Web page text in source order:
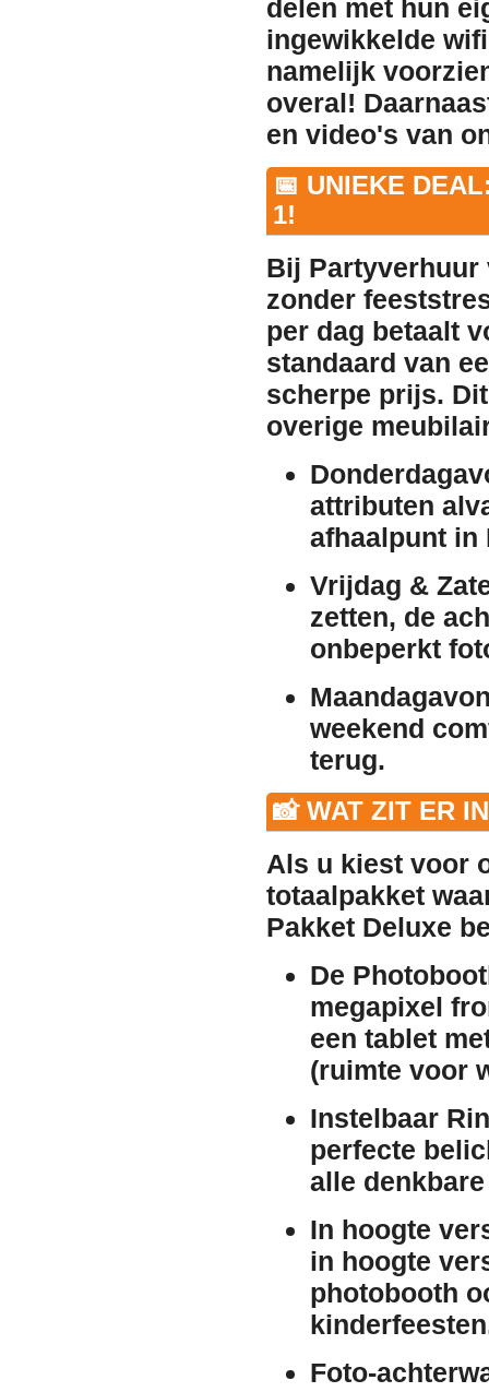
delen met hun
ingewikkelde
namelijk
overal!
en video's van
📅 UNIEKE
1!
Bij Partyverhuur
zonder
per dag betaalt
standaard van
scherpe prijs.
overige
attributen
afhaalpunt in
Vrijdag &
zetten, de
onbeperkt
weekend
terug.
📸 WAT ZIT ER
Als u kiest voor
totaalpakket
Pakket Deluxe
De
megapixel
een tablet
(ruimte voor
Instelbaar
perfecte
alle
In hoogte
in hoogte
photobooth
Foto-